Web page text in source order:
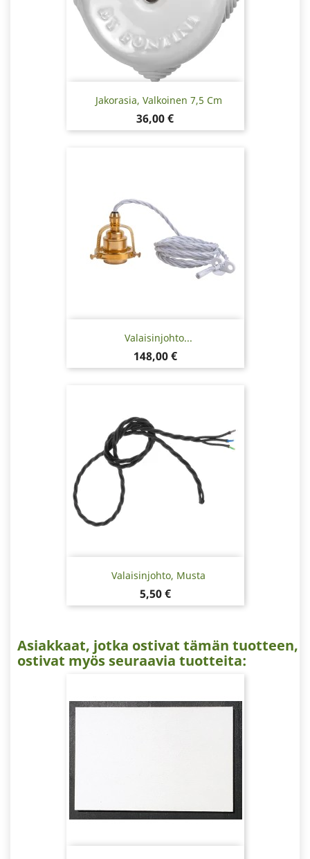
Jakorasia, Valkoinen 7,5 Cm
Hinta
36,00 €
Valaisinjohto...
Hinta
148,00 €
Valaisinjohto, Musta
Hinta
5,50 €
Asiakkaat, jotka ostivat tämän tuotteen,
ostivat myös seuraavia tuotteita: